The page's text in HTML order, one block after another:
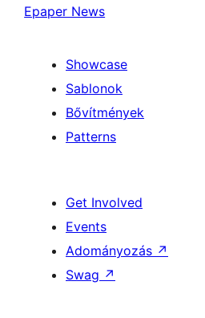
Epaper News
Showcase
Sablonok
Bővítmények
Patterns
Get Involved
Events
Adományozás ↗
Swag ↗